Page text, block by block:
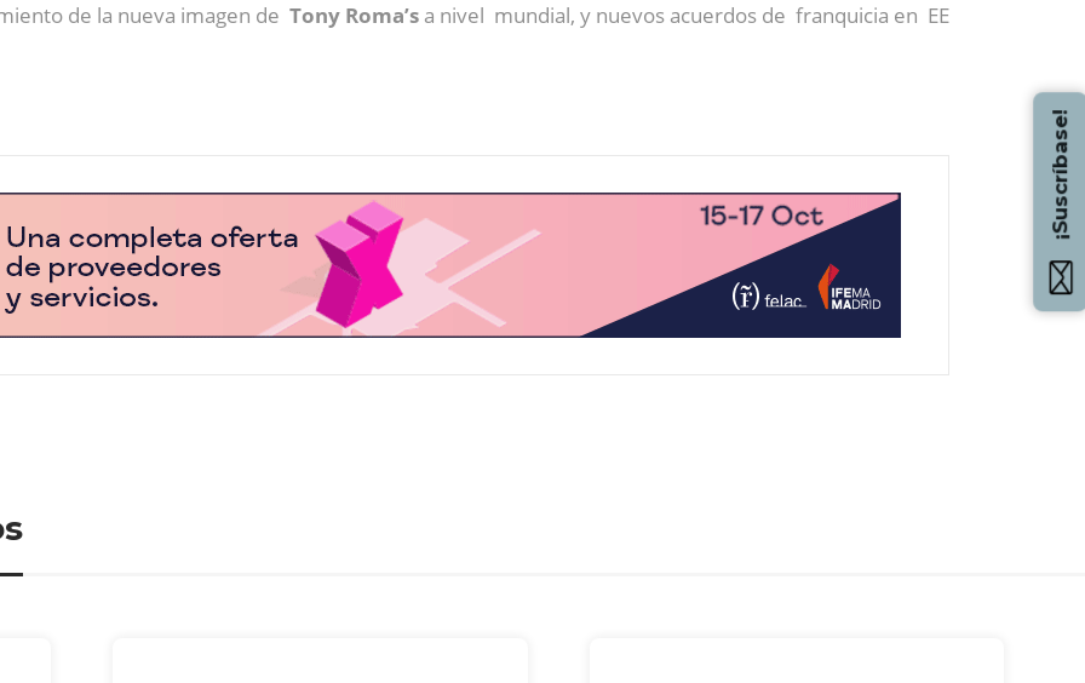
de la nueva imagen de Tony Roma’s a nivel mundial, y nuevos acuerdos de franquicia en EE
¡Suscríbase!